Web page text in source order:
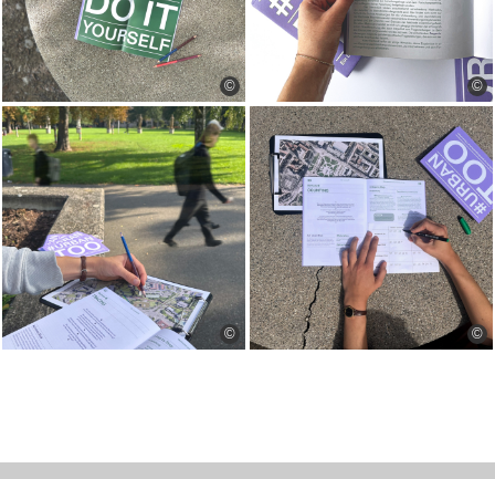
© ©
© ©